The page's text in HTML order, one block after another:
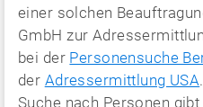
einer solchen
GmbH zur
bei der Personensuche
der Adressermittlung USA
Suche nach Personen